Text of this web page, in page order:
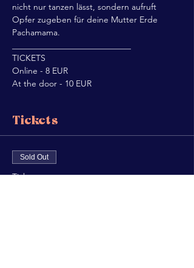
nicht nur tanzen lässt, sondern aufruft
Opfer zugeben für deine Mutter Erde
Pachamama.
TICKETS
Online - 8 EUR
At the door - 10 EUR
Tickets
Sold Out
Ticket type